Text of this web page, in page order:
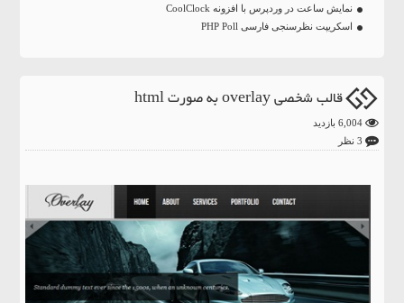
نمایش ساعت در وردپرس با افزونه CoolClock
اسکریپت نظرسنجی فارسی PHP Poll
قالب شخصی overlay به صورت html
6,004 بازدید